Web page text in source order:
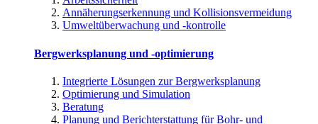
Annäherungserkennung und Kollisionsvermeidung
Umweltüberwachung und -kontrolle
Bergwerksplanung und -optimierung
Integrierte Lösungen zur Bergwerksplanung
Optimierung und Simulation
Beratung
Planung und Berichterstattung für Bohr- und